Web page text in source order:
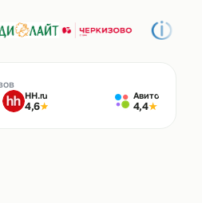
HH.ru
4,6★
Авито
4,4★